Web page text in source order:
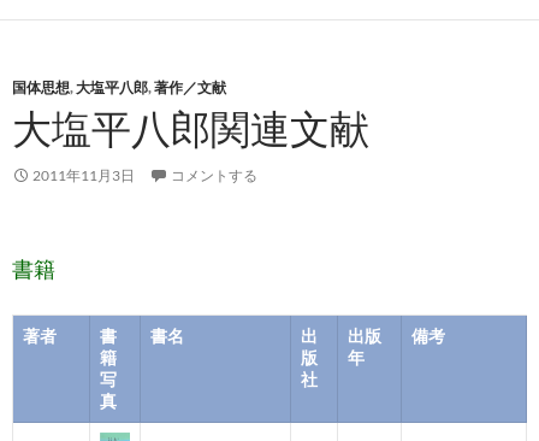
国体思想,大塩平八郎,著作／文献
大塩平八郎関連文献
2011年11月3日 コメントする
書籍
著者
書
籍
写
真
書名
出
版
社
出版
年
備考